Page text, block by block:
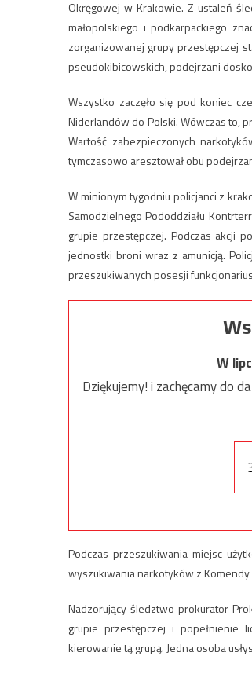
Okręgowej w Krakowie. Z ustaleń
małopolskiego i podkarpackiego
zorganizowanej grupy przestępczej
pseudokibicowskich, podejrzani
Wszystko zaczęło się pod koniec
Niderlandów do Polski. Wówczas to,
Wartość zabezpieczonych
tymczasowo aresztował obu
W minionym tygodniu policjanci z
Samodzielnego Pododdziału
grupie przestępczej. Podczas akcji
jednostki broni wraz z amunicją.
przeszukiwanych posesji
W
Dziękujemy! i zachęcamy do
Podczas przeszukiwania miejsc
wyszukiwania narkotyków z
Nadzorujący śledztwo prokurator
grupie przestępczej i popełnienie
kierowanie tą grupą. Jedna osoba